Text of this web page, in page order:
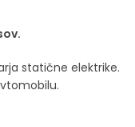
statične elektrike.